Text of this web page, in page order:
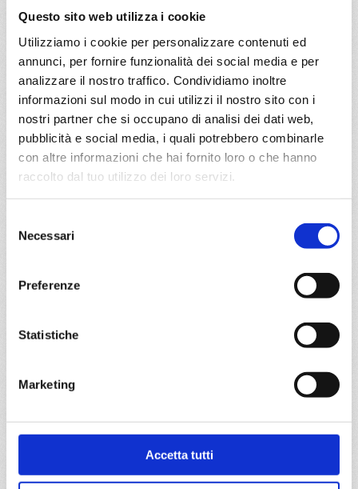
Questo sito web utilizza i cookie
Utilizziamo i cookie per personalizzare contenuti ed
annunci, per fornire funzionalità dei social media e per
analizzare il nostro traffico. Condividiamo inoltre
informazioni sul modo in cui utilizzi il nostro sito con i
nostri partner che si occupano di analisi dei dati web,
pubblicità e social media, i quali potrebbero combinarle
con altre informazioni che hai fornito loro o che hanno
raccolto dal tuo utilizzo dei loro servizi.
delNecessari
Preferenze
Statistiche
Marketing
Accetta tutti
a partire da
€ 973
DETTAGLI
Transoceaniche 19 giorni
da GenovaconMSC Seaview
Ketchikan, Bridgetown
daGenovacon